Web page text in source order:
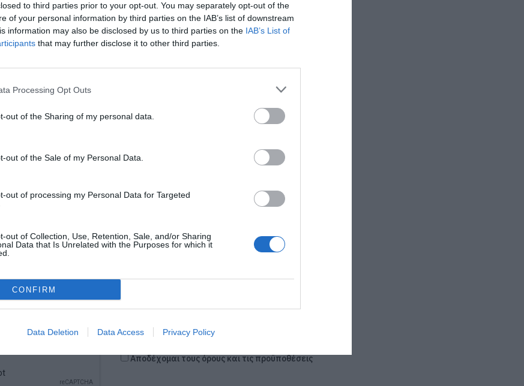
to third parties prior to your opt-out. You may separately opt-out of the
of your personal information by third parties on the IAB’s list of downstream
information may also be disclosed by us to third parties on the IAB’s List of
that may further disclose it to other third parties.
Processing Opt Outs
out of the Sharing of my personal data.
out of the Sale of my Personal Data.
out of processing my Personal Data for Targeted
out of Collection, Use, Retention, Sale, and/or Sharing
Data that Is Unrelated with the Purposes for which it
CONFIRM
Data Deletion Data Access Privacy Policy
Εταιρεία*
Αποδέχομαι τους όρους και τις προϋποθέσεις